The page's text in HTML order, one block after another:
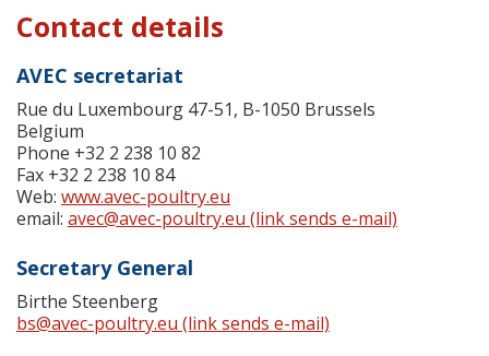
Contact details
AVEC secretariat
Rue du Luxembourg 47-51, B-1050 Brussels
Belgium
Phone +32 2 238 10 82
Fax +32 2 238 10 84
Web: www.avec-poultry.eu
email: avec@avec-poultry.eu (link sends e-mail)
Secretary General
Birthe Steenberg
bs@avec-poultry.eu (link sends e-mail)